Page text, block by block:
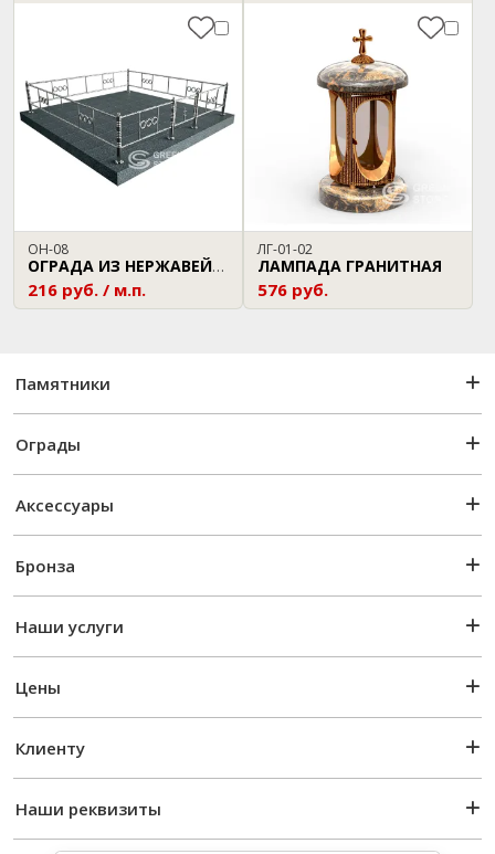
ОН-08
ОГРАДА ИЗ НЕРЖАВЕЙКИ
216 руб. / м.п.
ЛГ-01-02
ЛАМПАДА ГРАНИТНАЯ
576 руб.
Памятники
Ограды
Аксессуары
Бронза
Наши услуги
Цены
Клиенту
Наши реквизиты